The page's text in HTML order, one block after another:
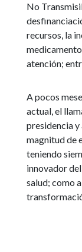
No
recursos, la
atención;
A pocos
actual, el
presidencia y
magnitud de
teniendo
innovador
salud; como